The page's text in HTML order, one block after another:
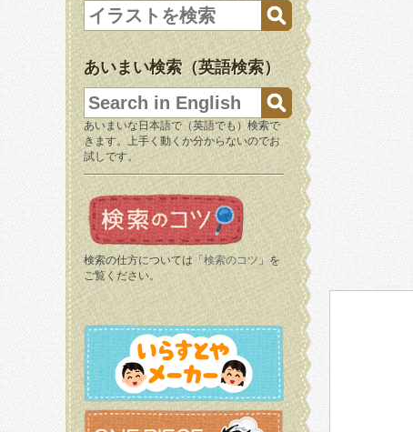
あいまい検索（英語検索）
あいまいな日本語で（英語でも）検索で
きます。上手く動くか分からないのでお
試しです。
検索の仕方については「 検索のコツ 」を
ご覧ください。